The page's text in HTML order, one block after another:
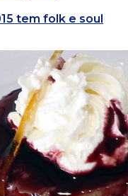
tem folk e soul